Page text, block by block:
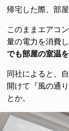
帰宅した際、部
このままエアコ
量の電力を消費
でも部屋の室温
同社によると、
開けて『風の通
とか。